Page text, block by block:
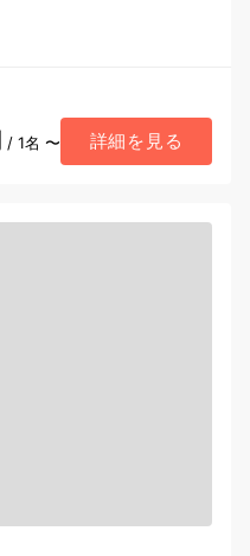
/ 1名 〜 詳細を見る